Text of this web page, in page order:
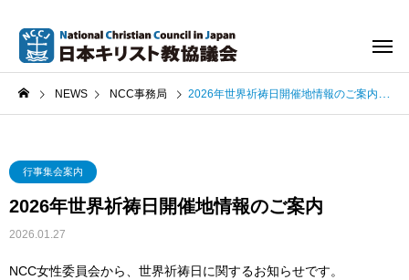
NEWS NCC事務局 2026年世界祈祷日開催地情報のご案内
行事集会案内
2026年世界祈祷日開催地情報のご案内
2026.01.27
NCC女性委員会から、世界祈祷日に関するお知らせです。